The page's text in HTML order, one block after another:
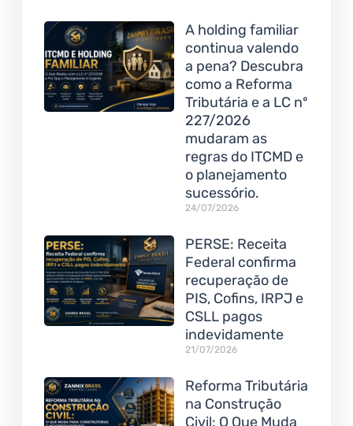
A holding familiar
continua valendo
a pena? Descubra
como a Reforma
Tributária e a LC nº
227/2026
mudaram as
regras do ITCMD e
o planejamento
sucessório.
24/07/2026
PERSE: Receita
Federal confirma
recuperação de
PIS, Cofins, IRPJ e
CSLL pagos
indevidamente
21/07/2026
Reforma Tributária
na Construção
Civil: O Que Muda